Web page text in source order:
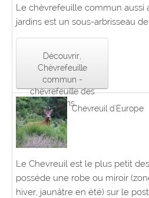
Le chèvrefeuille commun aussi
jardins est un sous-arbrisseau
Découvrir,
Chèvrefeuille
commun -
chèvrefeuille des
jardins
Chevreuil d'Europe
Le Chevreuil est le plus petit
possède une robe ou miroir
hiver, jaunâtre en été) sur le